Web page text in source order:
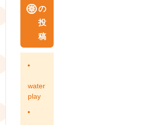
の
投
稿
water
play